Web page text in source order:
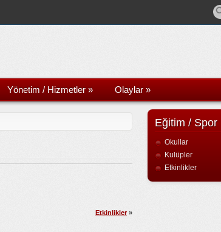
Yönetim / Hizmetler » Olaylar »
Etkinlikler»
Eğitim / Spor
Okullar
Kulüpler
Etkinlikler